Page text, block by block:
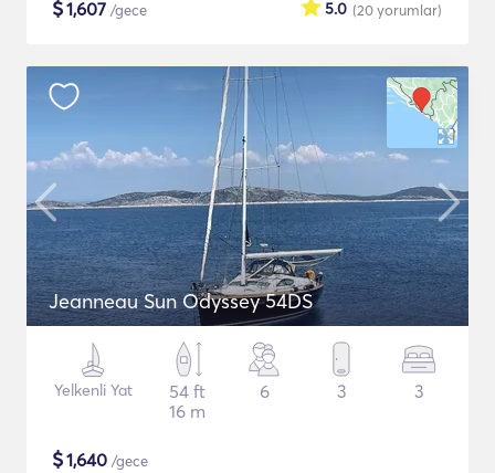
$1,607 /gece (20yorumlar)
5.0
Jeanneau Sun Odyssey 54DS
Yelkenli Yat
54 ft
16 m
6 3 3
$1,640 /gece